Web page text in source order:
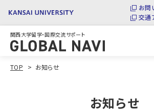
お問
交通
関西大学留学・国際交流サポート
TOP お知らせ
お知らせ